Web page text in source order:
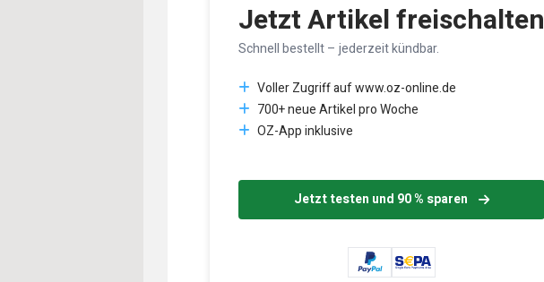
Jetzt Artikel freischalten
Schnell bestellt – jederzeit kündbar.
Voller Zugriff auf www.oz-online.de
700+ neue Artikel pro Woche
OZ-App inklusive
Jetzt testen und 90 % sparen